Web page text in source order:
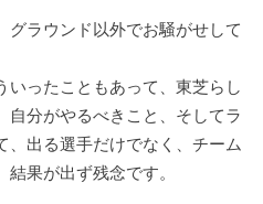
グラウンド以外でお騒がせして
いったこともあって、東芝らし
自分がやるべきこと、そしてラ
、出る選手だけでなく、チーム
果が出ず残念です。